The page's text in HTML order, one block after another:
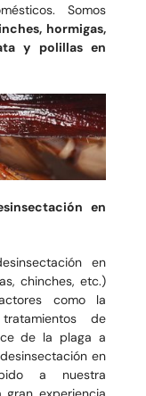
Somos
hormigas,
y polillas en
en
en
chinches, etc.)
como la
de
de la plaga a
en
a nuestra